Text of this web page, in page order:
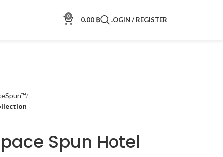
0 0.00 ฿ LOGIN / REGISTER
Spun Hotel